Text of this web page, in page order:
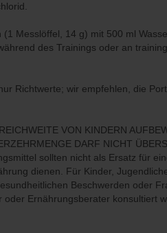
Messlöffel, 14 g) mit 500 ml
des Trainings oder an
Richtwerte; wir empfehlen, die
VON KINDERN
DARF NICHT
sollten nicht als Ersatz für
dienen. Für Kinder,
Beschwerden oder
oder Ernährungsberater konsultiert